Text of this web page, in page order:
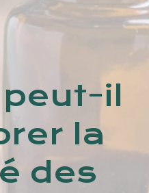
peut-il
la
des